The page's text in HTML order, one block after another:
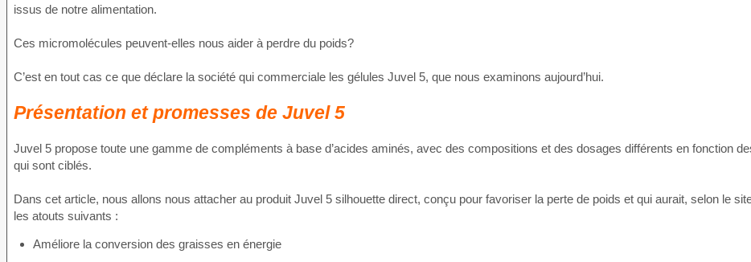
issus de notre alimentation.
Ces micromolécules peuvent-elles nous aider à perdre du poids?
C’est en tout cas ce que déclare la société qui commerciale les gélules Juvel 5, que nous examinons aujourd’hui.
Présentation et promesses de Juvel 5
Juvel 5 propose toute une gamme de compléments à base d’acides aminés, avec des compositions et des dosages différents en fonction
qui sont ciblés.
Dans cet article, nous allons nous attacher au produit Juvel 5 silhouette direct, conçu pour favoriser la perte de poids et qui aurait, selon le
les atouts suivants :
Améliore la conversion des graisses en énergie